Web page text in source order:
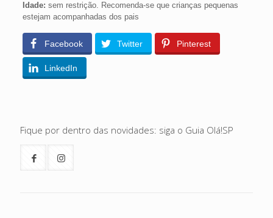
Idade: sem restrição. Recomenda-se que crianças pequenas
estejam acompanhadas dos pais
Facebook Twitter Pinterest
LinkedIn
Fique por dentro das novidades: siga o Guia Olá!SP